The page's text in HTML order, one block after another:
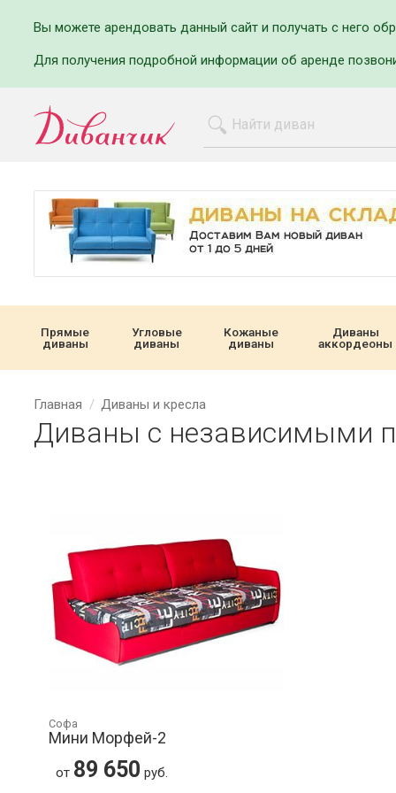
Вы можете арендовать данный сайт и получать с него
Для получения подробной информации об аренде
Прямые
диваны
Угловые
диваны
Кожаные
диваны
Диваны
аккордеоны
Главная Диваны и кресла
Диваны с независимыми
Софа
Мини Морфей-2
от 89 650 руб.